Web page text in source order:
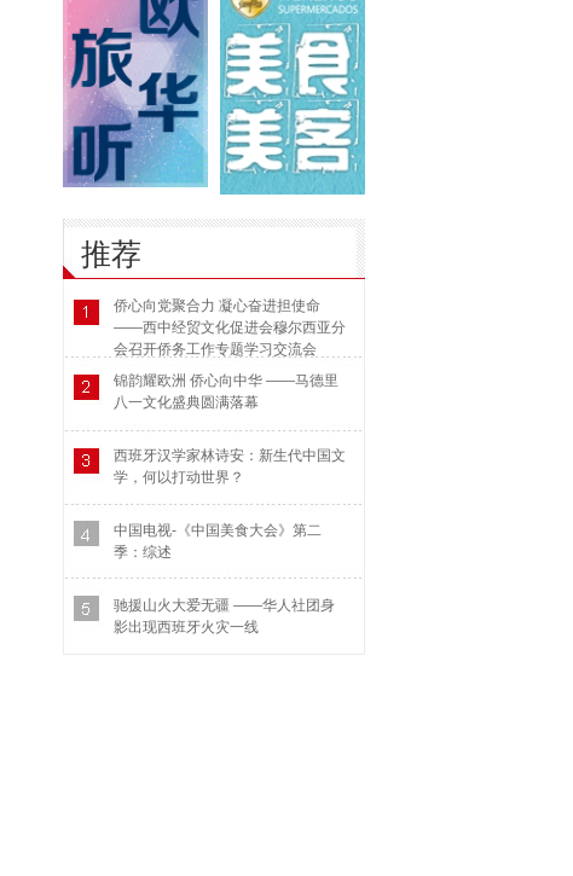
推荐
侨心向党聚合力 凝心奋进担使命
——西中经贸文化促进会穆尔西亚分
会召开侨务工作专题学习交流会
锦韵耀欧洲 侨心向中华 ——马德里
八一文化盛典圆满落幕
西班牙汉学家林诗安：新生代中国文
学，何以打动世界？
中国电视-《中国美食大会》第二
季：综述
驰援山火大爱无疆 ——华人社团身
影出现西班牙火灾一线